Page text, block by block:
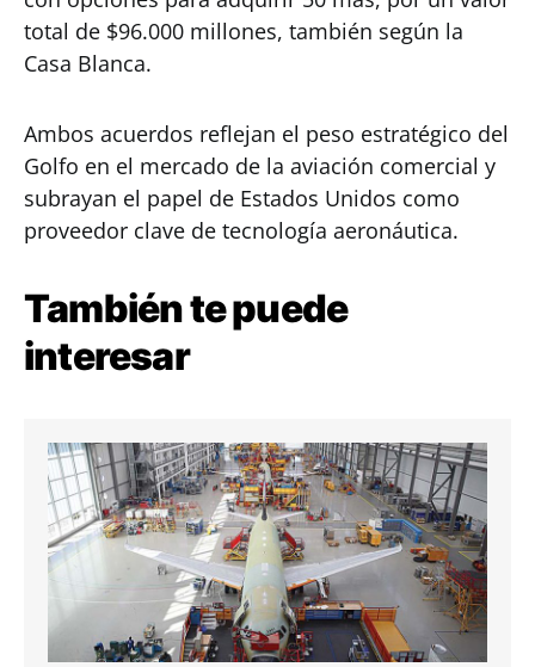
total de $96.000 millones, también según la
Casa Blanca.
Ambos acuerdos reflejan el peso estratégico del
Golfo en el mercado de la aviación comercial y
subrayan el papel de Estados Unidos como
proveedor clave de tecnología aeronáutica.
También te puede
interesar